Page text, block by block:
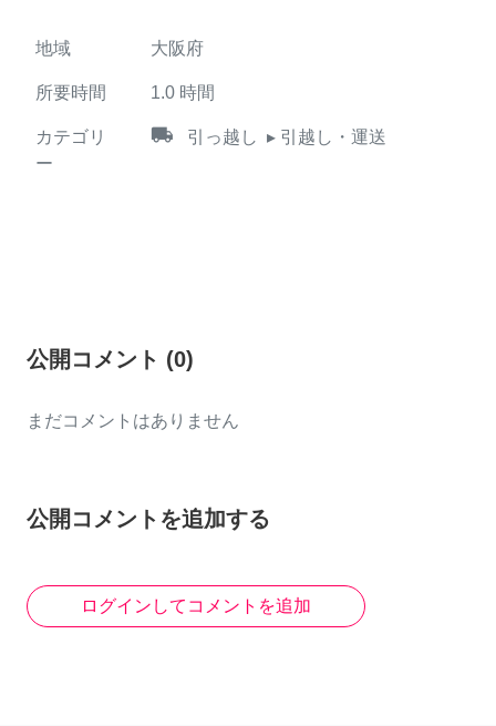
地域 大阪府
所要時間 1.0 時間
カテゴリ
ー
local_shipping 引っ越し ▸ 引越し・運送
公開コメント (0)
まだコメントはありません
公開コメントを追加する
ログインしてコメントを追加